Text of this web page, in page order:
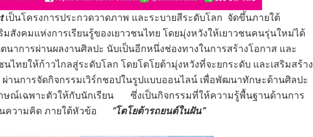
เป็นโครงการประกวดวาดภาพ และระบายสีระดับโลก จัดขึ้นภายใต้
สังคมแห่งการเรียนรู้ของเยาวชนไทย โดยมุ่งหวังให้เยาวชนคนรุ่นใหม่ได้
าการผ่านผลงานศิลปะ นับเป็นอีกหนึ่งช่องทางในการสร้างโอกาส และ
ไทยให้ก้าวไกลสู่ระดับโลก โดยโตโยต้ามุ่งหวังที่จะยกระดับ และเสริมสร้าง
ผ่านการจัดกิจกรรมเวิร์กชอปในรูปแบบออนไลน์ เพื่อพัฒนาทักษะด้านศิลปะ
กษณ์เฉพาะตัวให้กับนักเรียน ซึ่งเป็นกิจกรรมที่ให้ความรู้พื้นฐานด้านการ
นความคิด ภายใต้หัวข้อ
“โตโยต้ารถยนต์ในฝัน”